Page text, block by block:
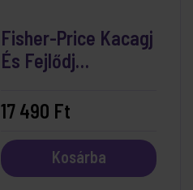
Fisher-Price Kacagj
És Fejlődj
17 490 Ft
Kosárba